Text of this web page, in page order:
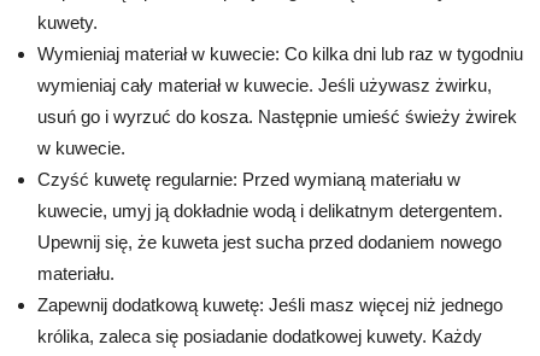
kuwety.
Wymieniaj materiał w kuwecie: Co kilka dni lub raz w tygodniu
wymieniaj cały materiał w kuwecie. Jeśli używasz żwirku,
usuń go i wyrzuć do kosza. Następnie umieść świeży żwirek
w kuwecie.
Czyść kuwetę regularnie: Przed wymianą materiału w
kuwecie, umyj ją dokładnie wodą i delikatnym detergentem.
Upewnij się, że kuweta jest sucha przed dodaniem nowego
materiału.
Zapewnij dodatkową kuwetę: Jeśli masz więcej niż jednego
królika, zaleca się posiadanie dodatkowej kuwety. Każdy